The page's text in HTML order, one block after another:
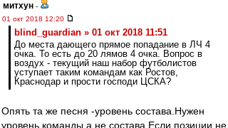
митхун -
01 окт 2018 12:20
blind_guardian » 01 окт 2018 11:51
До места дающего прямое попадание в ЛЧ 4
очка. То есть до 20 лямов 4 очка. Вопрос в
воздух - текущий наш набор футболистов
уступает таким командам как Ростов,
Краснодар и прости господи ЦСКА?
Опять та же песня -уровень состава.Нужен
уровень команды.а не состава.Если позиции не